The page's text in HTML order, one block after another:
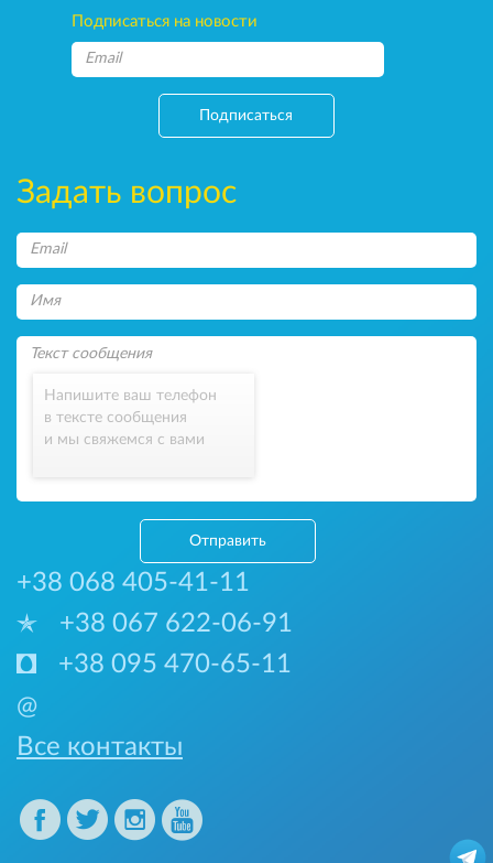
Подписаться на новости
Подписаться
Задать вопрос
Напишите ваш телефон
в тексте сообщения
и мы свяжемся с вами
Отправить
+38 068 405-41-11
+38 067 622-06-91
+38 095 470-65-11
@
Все контакты